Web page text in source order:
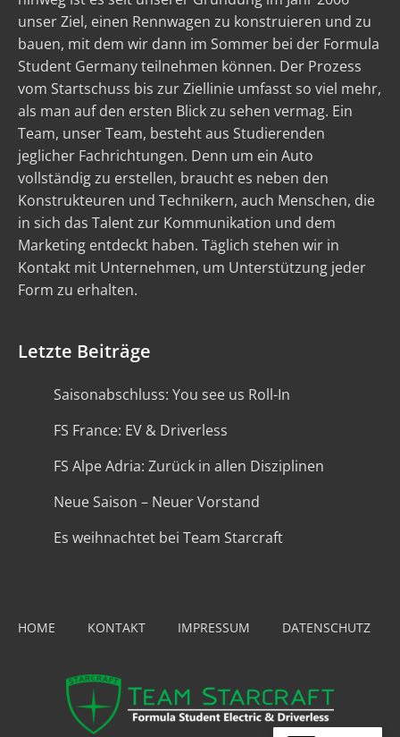
unser Ziel, einen Rennwagen zu konstruieren und zu
bauen, mit dem wir dann im Sommer bei der Formula
Student Germany teilnehmen können. Der Prozess
vom Startschuss bis zur Ziellinie umfasst so viel mehr,
als man auf den ersten Blick zu sehen vermag. Ein
Team, unser Team, besteht aus Studierenden
jeglicher Fachrichtungen. Denn um ein Auto
vollständig zu erstellen, braucht es neben den
Konstrukteuren und Technikern, auch Menschen, die
in sich das Talent zur Kommunikation und dem
Marketing entdeckt haben. Täglich stehen wir in
Kontakt mit Unternehmen, um Unterstützung jeder
Form zu erhalten.
Letzte Beiträge
Saisonabschluss: You see us Roll-In
FS France: EV & Driverless
FS Alpe Adria: Zurück in allen Disziplinen
Neue Saison – Neuer Vorstand
Es weihnachtet bei Team Starcraft
HOME KONTAKT IMPRESSUM DATENSCHUTZ